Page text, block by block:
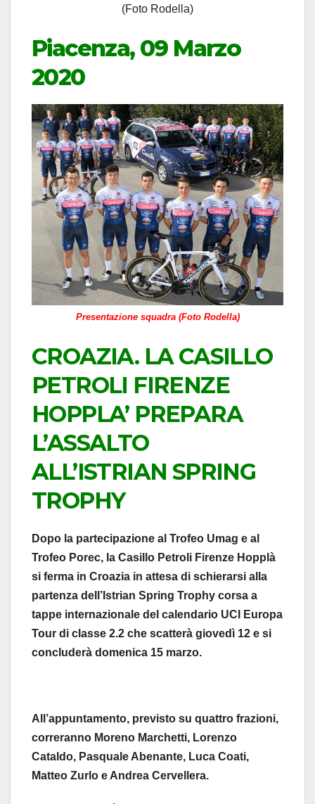
(Foto Rodella)
Piacenza, 09 Marzo
2020
Presentazione squadra (Foto Rodella)
CROAZIA. LA CASILLO
PETROLI FIRENZE
HOPPLA’ PREPARA
L’ASSALTO
ALL’ISTRIAN SPRING
TROPHY
Dopo la partecipazione al Trofeo Umag e al
Trofeo Porec, la Casillo Petroli Firenze Hopplà
si ferma in Croazia in attesa di schierarsi alla
partenza dell’Istrian Spring Trophy corsa a
tappe internazionale del calendario UCI Europa
Tour di classe 2.2 che scatterà giovedì 12 e si
concluderà domenica 15 marzo.
All’appuntamento, previsto su quattro frazioni,
correranno Moreno Marchetti, Lorenzo
Cataldo, Pasquale Abenante, Luca Coati,
Matteo Zurlo e Andrea Cervellera.